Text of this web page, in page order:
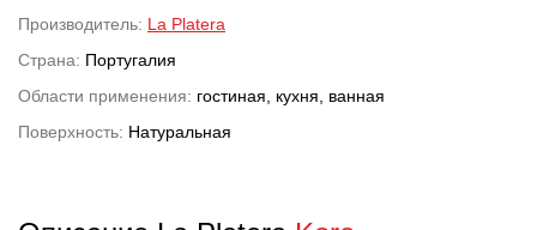
Производитель: La Platera
Страна: Португалия
Области применения: гостиная, кухня, ванная
Поверхность: Натуральная